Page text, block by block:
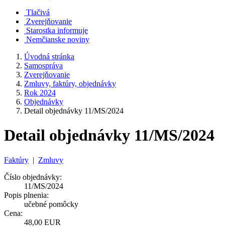
Tlačivá
Zverejňovanie
Starostka informuje
Nemčianske noviny
Úvodná stránka
Samospráva
Zverejňovanie
Zmluvy, faktúry, objednávky
Rok 2024
Objednávky
Detail objednávky 11/MS/2024
Detail objednávky 11/MS/2024
Faktúry | Zmluvy
Číslo objednávky:
11/MS/2024
Popis plnenia:
učebné pomôcky
Cena:
48,00 EUR